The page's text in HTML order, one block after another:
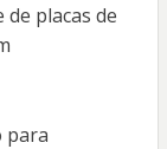
placas de
para